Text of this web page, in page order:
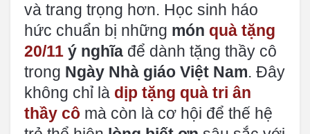
và trang trọng hơn. Học sinh háo
hức chuẩn bị những món quà tặng
20/11 ý nghĩa để dành tặng thầy cô
trong Ngày Nhà giáo Việt Nam. Đây
không chỉ là dịp tặng quà tri ân
thầy cô mà còn là cơ hội để thế hệ